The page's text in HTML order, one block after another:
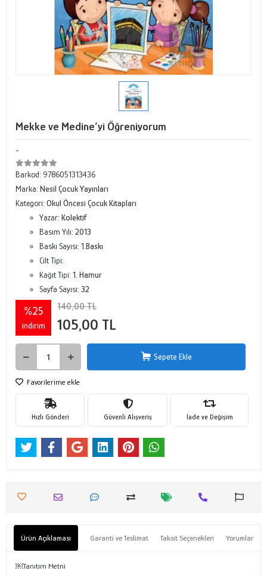
Mekke ve Medine’yi Öğreniyorum
-
Barkod: 9786051313436
Marka: Nesil Çocuk Yayınları
Kategori: Okul Öncesi Çocuk Kitapları
Yazar: Kolektif
Basım Yılı: 2013
Baskı Sayısı: 1.Baskı
Cilt Tipi:
Kağıt Tipi: 1. Hamur
Sayfa Sayısı: 32
%25
indirim
140,00 TL
105,00 TL
Sepete Ekle
Favorilerime ekle
Hızlı Gönderi Güvenli Alışveriş İade ve Değişim
Ürün Açıklaması Garanti ve Teslimat Taksit Seçenekleri Yorumlar
￼Tanıtım Metni